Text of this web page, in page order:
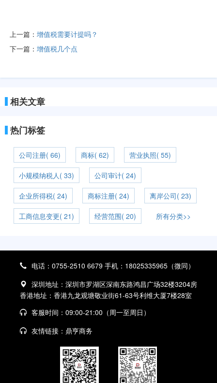
上一篇： 增值税需要计提吗？
下一篇： 增值税几个点
相关文章
热门标签
公司注册( 66) 商标( 62) 营业执照( 55)
小规模纳税人( 33) 公司审计( 24)
企业所得税( 24) 商标注册( 24) 离岸公司( 23)
工商信息变更( 21) 经营范围( 20) 所有分类>>
电话：0755-2510 6679 手机：18025335965（微同）
深圳地址：深圳市罗湖区深南东路鸿昌广场32楼3204房
香港地址：香港九龙观塘敬业街61-63号利维大厦7楼28室
客服时间：09:00-21:00（周一至周日）
友情链接： 鼎亨商务